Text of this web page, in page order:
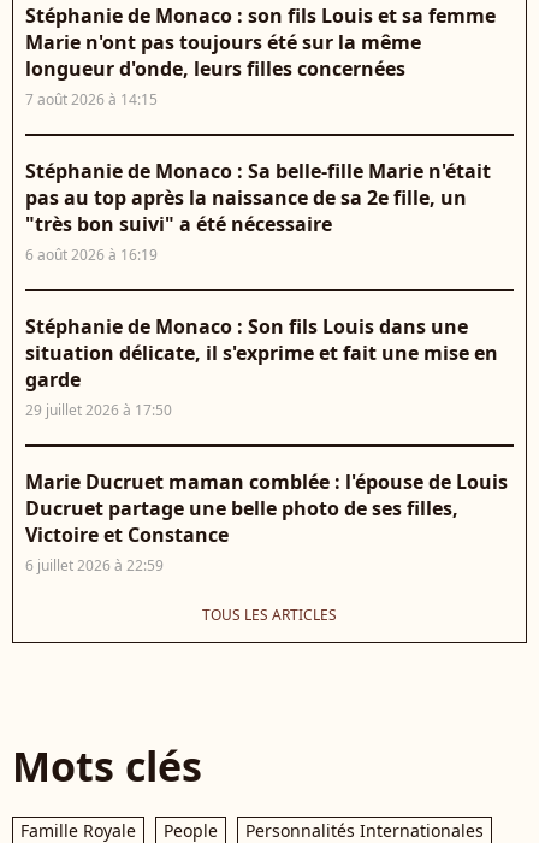
Stéphanie de Monaco : son fils Louis et sa femme
Marie n'ont pas toujours été sur la même
longueur d'onde, leurs filles concernées
7 août 2026 à 14:15
Stéphanie de Monaco : Sa belle-fille Marie n'était
pas au top après la naissance de sa 2e fille, un
"très bon suivi" a été nécessaire
6 août 2026 à 16:19
Stéphanie de Monaco : Son fils Louis dans une
situation délicate, il s'exprime et fait une mise en
garde
29 juillet 2026 à 17:50
Marie Ducruet maman comblée : l'épouse de Louis
Ducruet partage une belle photo de ses filles,
Victoire et Constance
6 juillet 2026 à 22:59
TOUS LES ARTICLES
Mots clés
Famille Royale People
Personnalités Internationales